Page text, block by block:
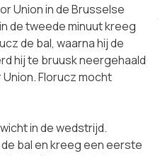
Union in de Brusselse
de tweede minuut kreeg
de bal, waarna hij de
hij te bruusk neergehaald
Florucz mocht
in de wedstrijd.
bal en kreeg een eerste